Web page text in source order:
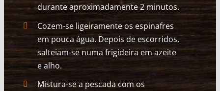
durante aproximadamente 2 minutos.
Cozem-se ligeiramente os espinafres
em pouca água. Depois de escorridos,
salteiam-se numa frigideira em azeite
e alho.
Mistura-se a pescada com os